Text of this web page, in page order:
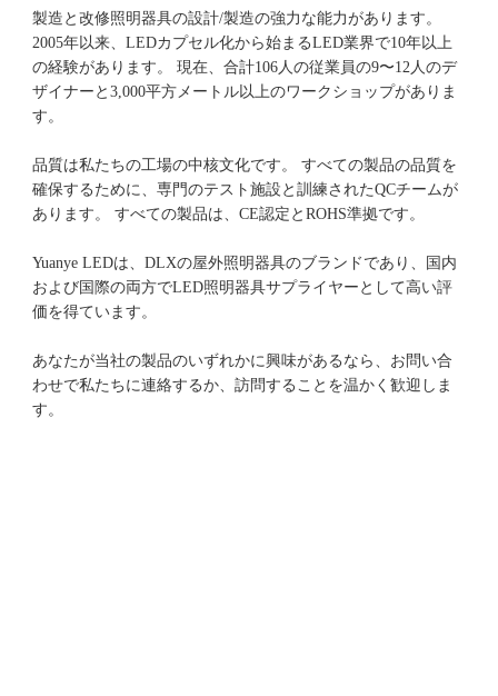
製造と改修照明器具の設計/製造の強力な能力があります。
2005年以来、LEDカプセル化から始まるLED業界で10年以上
の経験があります。 現在、合計106人の従業員の9〜12人のデ
ザイナーと3,000平方メートル以上のワークショップがありま
品質は私たちの工場の中核文化です。 すべての製品の品質を
確保するために、専門のテスト施設と訓練されたQCチームが
Yuanye LEDは、DLXの屋外照明器具のブランドであり、国内
および国際の両方でLED照明器具サプライヤーとして高い評
あなたが当社の製品のいずれかに興味があるなら、お問い合
わせで私たちに連絡するか、訪問することを温かく歓迎しま